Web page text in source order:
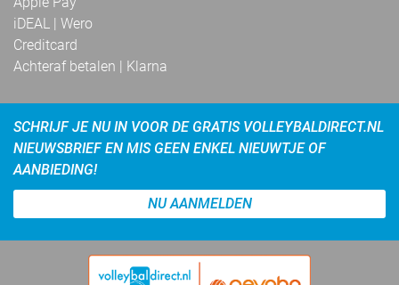
iDEAL | Wero
Creditcard
Achteraf betalen | Klarna
SCHRIJF JE NU IN VOOR DE GRATIS VOLLEYBALDIRECT.NL
NIEUWSBRIEF EN MIS GEEN ENKEL NIEUWTJE OF
AANBIEDING!
NU AANMELDEN